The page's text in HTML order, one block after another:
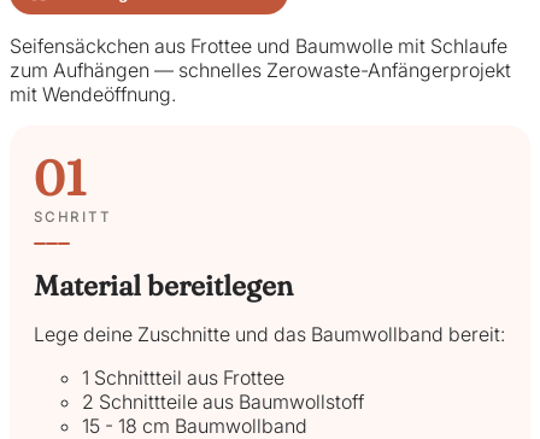
Seifensäckchen aus Frottee und Baumwolle mit Schlaufe
zum Aufhängen — schnelles Zerowaste-Anfängerprojekt
mit Wendeöffnung.
01
SCHRITT
Material bereitlegen
Lege deine Zuschnitte und das Baumwollband bereit:
1 Schnittteil aus Frottee
2 Schnittteile aus Baumwollstoff
15 - 18 cm Baumwollband